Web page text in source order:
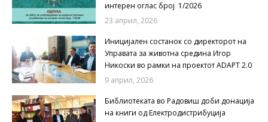
интерен оглас број 1/2026
23 април, 2026
Иницијален состанок со директорот на
Управата за животна средина Игор
Никоски во рамки на проектот ADAPT 2.0
9 април, 2026
Библиотеката во Радовиш доби донација
на книги од Електродистрибуција